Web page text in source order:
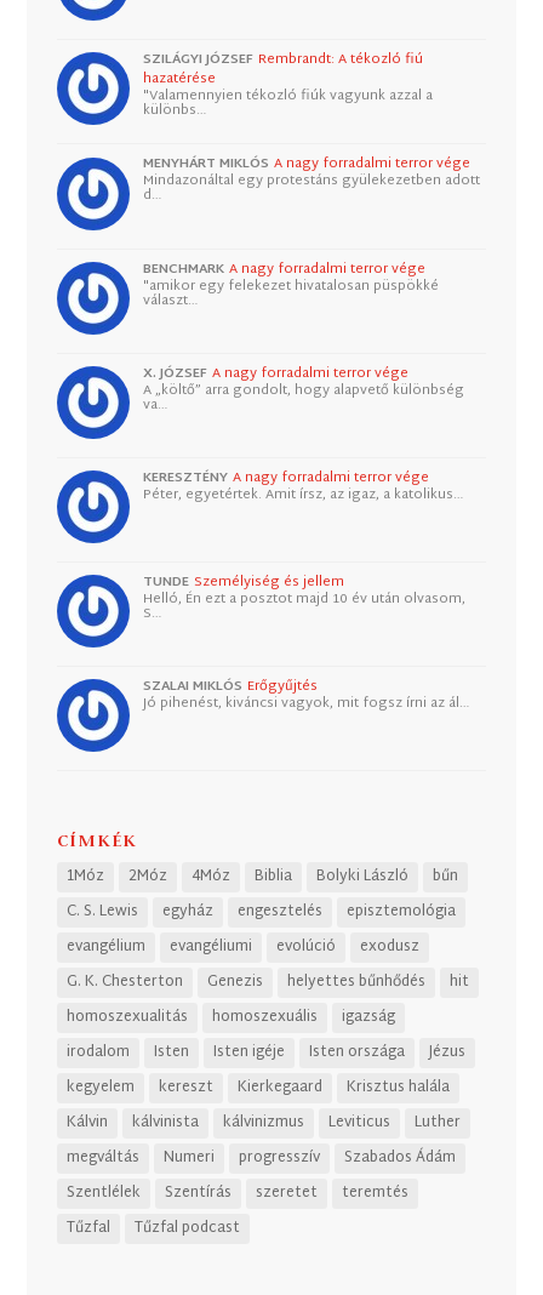
SZILÁGYI JÓZSEF Rembrandt: A tékozló fiú
hazatérése
"Valamennyien tékozló fiúk vagyunk azzal a
különbs…
MENYHÁRT MIKLÓS A nagy forradalmi terror vége
Mindazonáltal egy protestáns gyülekezetben adott
d…
BENCHMARK A nagy forradalmi terror vége
"amikor egy felekezet hivatalosan püspökké
választ…
X. JÓZSEF A nagy forradalmi terror vége
A „költő” arra gondolt, hogy alapvető különbség
va…
KERESZTÉNY A nagy forradalmi terror vége
Péter, egyetértek. Amit írsz, az igaz, a katolikus…
TUNDE Személyiség és jellem
Helló, Én ezt a posztot majd 10 év után olvasom,
S…
SZALAI MIKLÓS Erőgyűjtés
Jó pihenést, kiváncsi vagyok, mit fogsz írni az ál…
CÍMKÉK
1Móz 2Móz 4Móz Biblia Bolyki László
bűn
C. S. Lewis
egyház engesztelés
episztemológia
evangélium
evangéliumi evolúció
exodusz
G. K. Chesterton
Genezis helyettes bűnhődés
hit
homoszexualitás
homoszexuális
igazság
irodalom
Isten Isten igéje Isten országa
Jézus
kegyelem
kereszt Kierkegaard
Krisztus halála
Kálvin
kálvinista kálvinizmus Leviticus
Luther
megváltás
Numeri progresszív
Szabados Ádám
Szentlélek
Szentírás szeretet
teremtés
Tűzfal
Tűzfal podcast